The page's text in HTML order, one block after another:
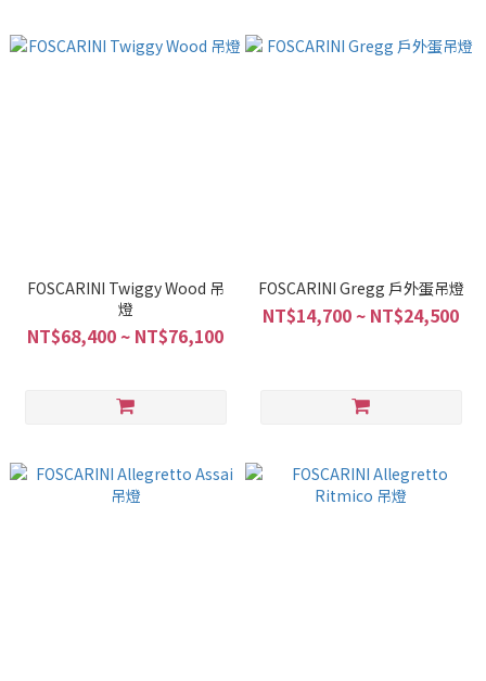
FOSCARINI Twiggy Wood 吊
燈
NT$68,400 ~ NT$76,100
FOSCARINI Gregg 戶外蛋吊燈
NT$14,700 ~ NT$24,500